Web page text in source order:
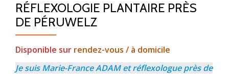
RÉFLEXOLOGIE PLANTAIRE PRÈS
DE PÉRUWELZ
Disponible sur rendez-vous / à domicile
Je suis Marie-France ADAM et réflexologue près de